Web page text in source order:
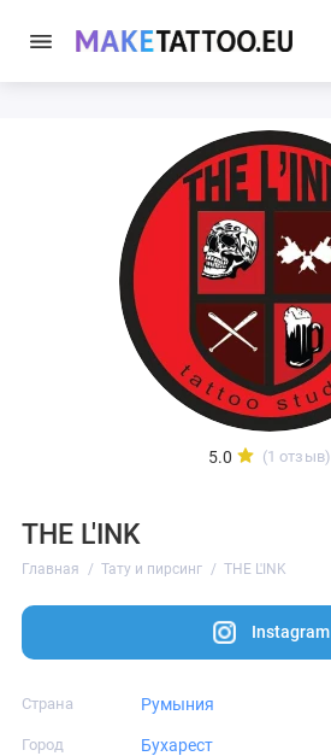
5.0 (1 отзыв)
THE L'INK
Главная Тату и пирсинг THE L'INK
Instagram
Страна Румыния
Город Бухарест